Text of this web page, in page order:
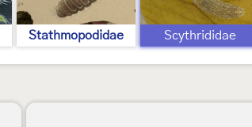
Stathmopodidae Scythrididae